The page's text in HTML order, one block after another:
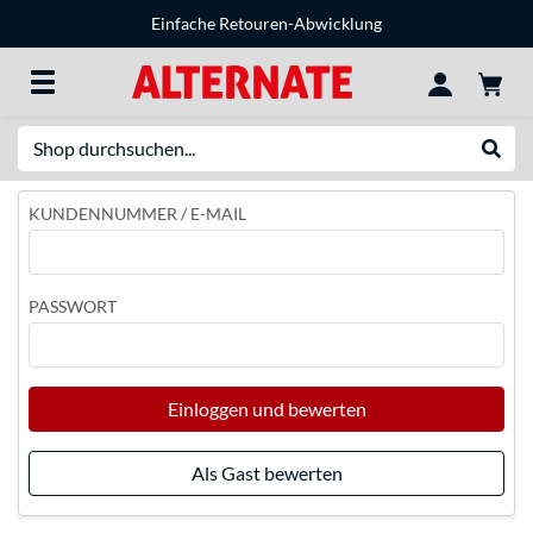
Einfache Retouren-Abwicklung
KUNDENNUMMER / E-MAIL
PASSWORT
Einloggen und bewerten
Als Gast bewerten